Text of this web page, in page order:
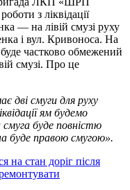
з ліквідації
— на лівій смузі руху
і вул. Кривоноса. На
частково обмежений
смузі. Про це
дві смуги для руху
ям будемо
смуга буде повністю
буде правою смугою».
на стан доріг після